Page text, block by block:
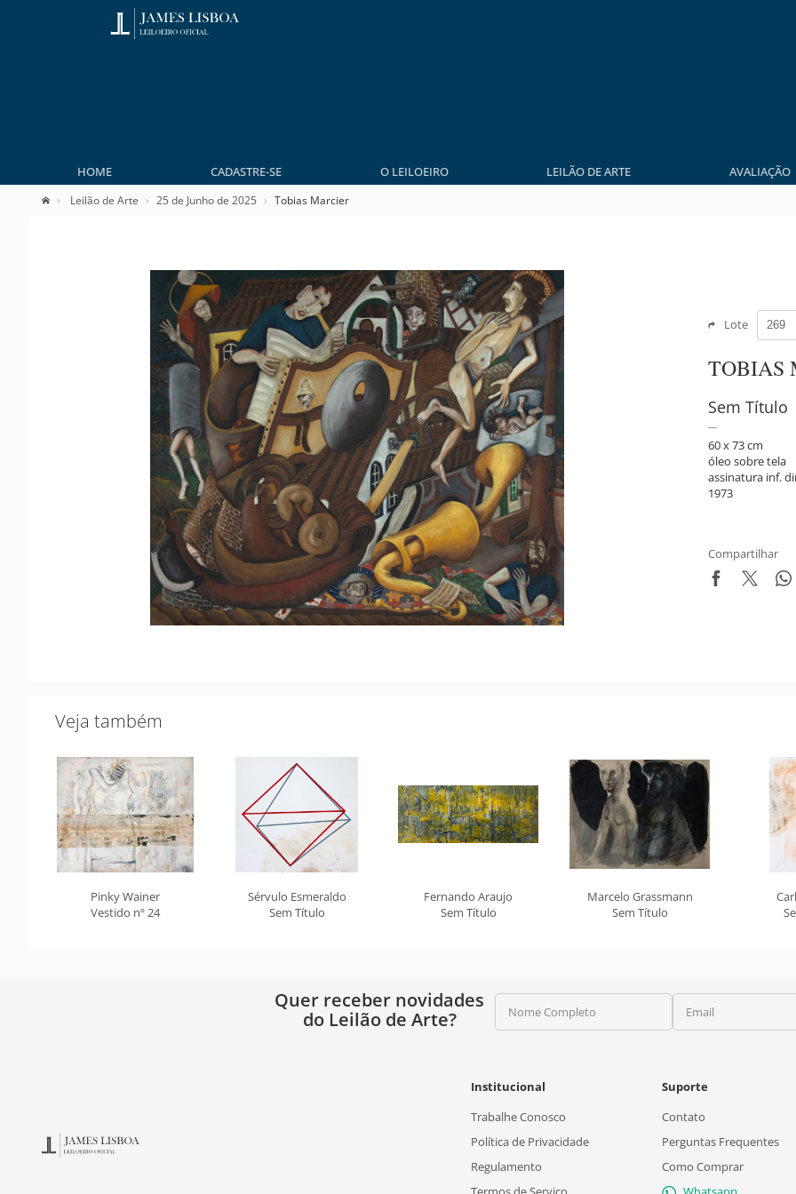
HOME CADASTRE-SE O LEILOEIRO LEILÃO DE ARTE AVALIAÇÃO
Leilão de Arte 25 de Junho de 2025 Tobias Marcier
Lote
TOBIAS
Sem Título
60 x 73 cm
óleo sobre tela
assinatura inf.
1973
Compartilhar
Veja também
Pinky Wainer
Vestido nº 24
Sérvulo Esmeraldo
Sem Título
Fernando Araujo
Sem Título
Marcelo Grassmann
Sem Título
Quer receber novidades
do Leilão de Arte?
Nome Completo Email
Institucional
Trabalhe Conosco
Política de Privacidade
Regulamento
Suporte
Contato
Perguntas Frequentes
Como Comprar